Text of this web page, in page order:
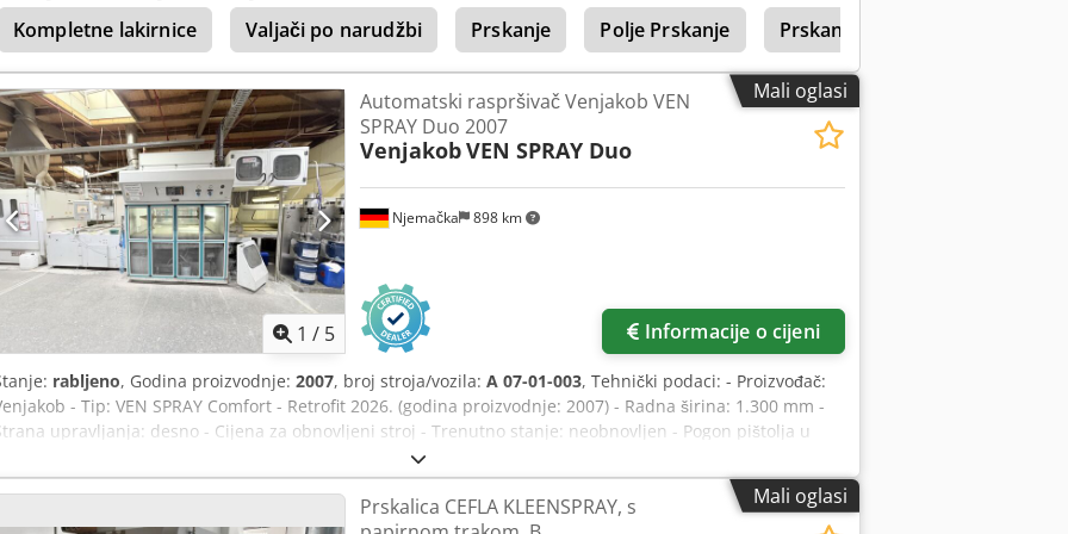
Zvuči li ovo zanimljivo? Želite li isprobati stroj u našem tehničkom centru? Imate li posebne zahtjeve i niste
možemo li ih ispuniti? Rado sam Vam osobno na raspolaganju! Vaš Martin Bruhn Vlasnik Bruhn
postrojenja // ekskluzivni distributer ceetec A/S - Middelfart - Danska.
Kompletne lakirnice
Valjači po narudžbi Prskanje Polje Prskanje Prskanje Dječak
Mali oglasi
1 / 5
Njemačka 898 km
Automatski raspršivač Venjakob VEN
SPRAY Duo 2007
VenjakobVEN SPRAY Duo
Informacije o cijeni
rabljeno, Godina proizvodnje: 2007, broj stroja/vozila: A 07-01-003, Tehnički podaci: - Proizvođač:
- Tip: VEN SPRAY Comfort - Retrofit 2026. (godina proizvodnje: 2007) - Radna širina: 1.300 mm -
upravljanja: desno - Cijena za obnovljeni stroj - Trenutno stanje: neobnovljen - Pogon pištolja u
Duo izvedbi - Suho izvlačenje isparenja - Kapacitet odsisavanja: 7.000 m³/h - Promjer priključka za
500 mm - Sustav transporta s trakastim pojasom - Brzina posmaka: cca 3 - 7 m/min - S
integriranim sustavom za čišćenje trake - S sustavom povrata laka putem V-banda - AutomatskoMali oglasi
Prskalica CEFLA KLEENSPRAY, s